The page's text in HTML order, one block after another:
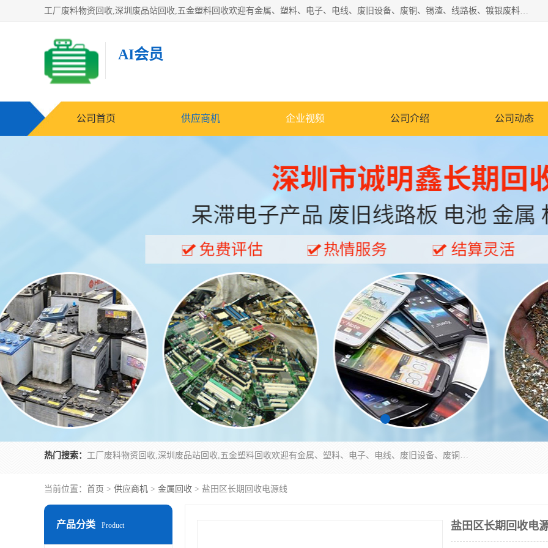
工厂废料物资回收,深圳废品站回收,五金塑料回收欢迎有金属、塑料、电子、电线、废旧设备、废铜、锡渣、线路板、镀银废料、废IC、电子零件、电子脚，等其他废旧物资的单位及个人联系洽谈。对提供息者我们可以提供优厚的业务提成（佣金）。
AI会员
公司首页 供应商机 企业视频 公司介绍 公司动态
热门搜索： 工厂废料物资回收,深圳废品站回收,五金塑料回收欢迎有金属、塑料、电子、电线、废旧设备、废铜、锡渣、线路板、镀银废料、废IC、电子零件、电子脚，等其他废旧物资的单位及个人联系洽谈。对提供息者我们可以提供优厚的业务提成（佣金）。
当前位置： 首页 > 供应商机 > 金属回收 > 盐田区长期回收电源线
产品分类 Product 盐田区长期回收电